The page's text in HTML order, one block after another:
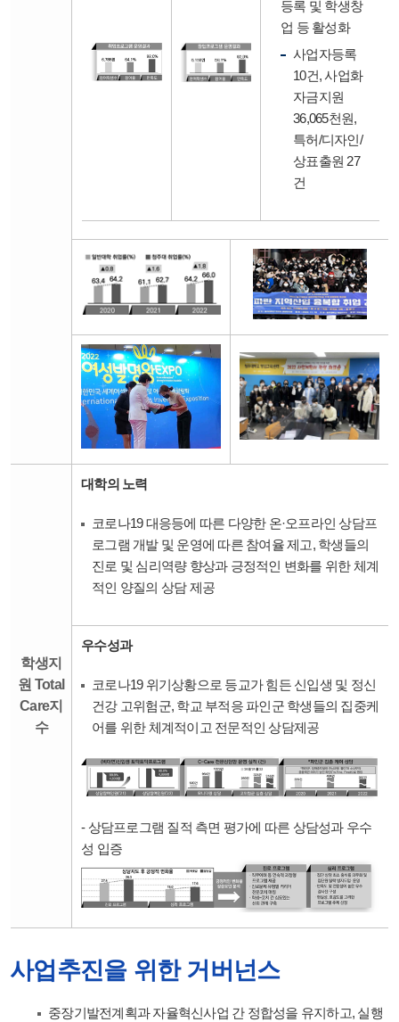
등록 및 학생창
업 등 활성화
사업자등록
10건, 사업화
자금지원
36,065천원,
특허/디자인/
상표출원 27
건
학생지
원 Total
Care지
수
대학의 노력
코로나19 대응등에 따른 다양한 온·오프라인 상담프
로그램 개발 및 운영에 따른 참여율 제고, 학생들의
진로 및 심리역량 향상과 긍정적인 변화를 위한 체계
적인 양질의 상담 제공
우수성과
코로나19 위기상황으로 등교가 힘든 신입생 및 정신
건강 고위험군, 학교 부적응 파인군 학생들의 집중케
어를 위한 체계적이고 전문적인 상담제공
- 상담프로그램 질적 측면 평가에 따른 상담성과 우수
성 입증
사업추진을 위한 거버넌스
중장기발전계획과 자율혁신사업 간 정합성을 유지하고, 실행